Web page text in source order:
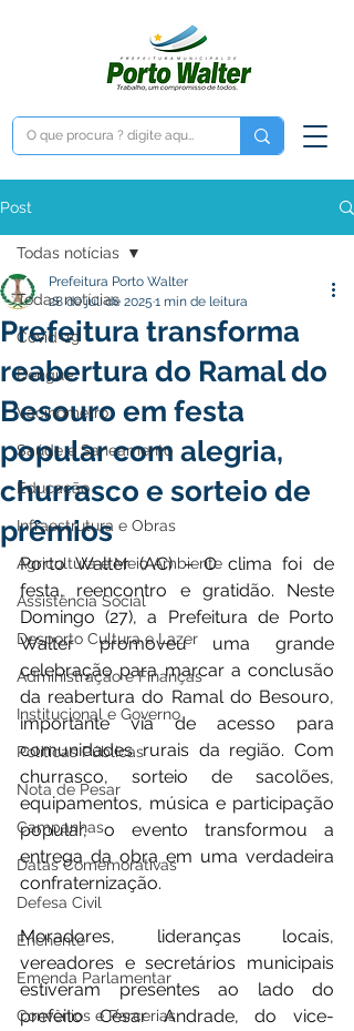
Post
Todas notícias
Covid-19
Dengue
Vacinômetro
Saúde e Saneamento
Educação
Infraestrutura e Obras
Agricultura e Meio Ambiente
Assistência Social
Desporto Cultura e Lazer
Administração e Finanças
Institucional e Governo
Políticas Públicas
Nota de Pesar
Campanhas
Datas Comemorativas
Defesa Civil
Enchente
Emenda Parlamentar
Convênios e Parcerias
Todas notícias
Prefeitura transforma
reabertura do Ramal do
Besouro em festa
popular com alegria,
churrasco e sorteio de
prêmios
Prefeitura Porto Walter
28 de jul. de 2025 1 min de leitura
Porto Walter (AC) – O clima foi de
festa, reencontro e gratidão. Neste
Domingo (27), a Prefeitura de Porto
Walter promoveu uma grande
celebração para marcar a conclusão
da reabertura do Ramal do Besouro,
importante via de acesso para
comunidades rurais da região. Com
churrasco, sorteio de sacolões,
equipamentos, música e participação
popular, o evento transformou a
entrega da obra em uma verdadeira
confraternização.
Moradores, lideranças locais,
vereadores e secretários municipais
estiveram presentes ao lado do
prefeito César Andrade, do vice-